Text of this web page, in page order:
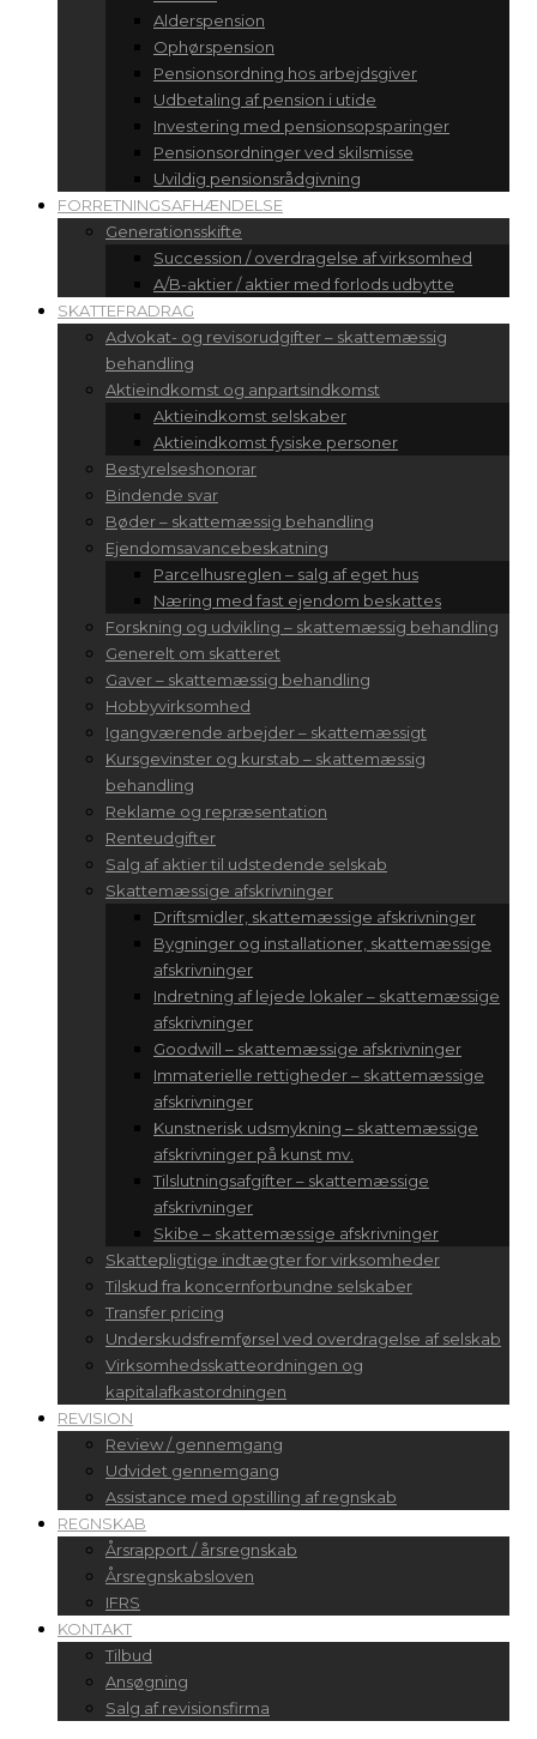
Alderspension
Ophørspension
Pensionsordning hos arbejdsgiver
Udbetaling af pension i utide
Investering med pensionsopsparinger
Pensionsordninger ved skilsmisse
Uvildig pensionsrådgivning
FORRETNINGSAFHÆNDELSE
Generationsskifte
Succession / overdragelse af virksomhed
A/B-aktier / aktier med forlods udbytte
SKATTEFRADRAG
Advokat- og revisorudgifter – skattemæssig
behandling
Aktieindkomst og anpartsindkomst
Aktieindkomst selskaber
Aktieindkomst fysiske personer
Bestyrelseshonorar
Bindende svar
Bøder – skattemæssig behandling
Ejendomsavancebeskatning
Parcelhusreglen – salg af eget hus
Næring med fast ejendom beskattes
Forskning og udvikling – skattemæssig behandling
Generelt om skatteret
Gaver – skattemæssig behandling
Hobbyvirksomhed
Igangværende arbejder – skattemæssigt
Kursgevinster og kurstab – skattemæssig
behandling
Reklame og repræsentation
Renteudgifter
Salg af aktier til udstedende selskab
Skattemæssige afskrivninger
Driftsmidler, skattemæssige afskrivninger
Bygninger og installationer, skattemæssige
afskrivninger
Indretning af lejede lokaler – skattemæssige
afskrivninger
Goodwill – skattemæssige afskrivninger
Immaterielle rettigheder – skattemæssige
afskrivninger
Kunstnerisk udsmykning – skattemæssige
afskrivninger på kunst mv.
Tilslutningsafgifter – skattemæssige
afskrivninger
Skibe – skattemæssige afskrivninger
Skattepligtige indtægter for virksomheder
Tilskud fra koncernforbundne selskaber
Transfer pricing
Underskudsfremførsel ved overdragelse af selskab
Virksomhedsskatteordningen og
kapitalafkastordningen
REVISION
Review / gennemgang
Udvidet gennemgang
Assistance med opstilling af regnskab
REGNSKAB
Årsrapport / årsregnskab
Årsregnskabsloven
IFRS
KONTAKT
Tilbud
Ansøgning
Salg af revisionsfirma